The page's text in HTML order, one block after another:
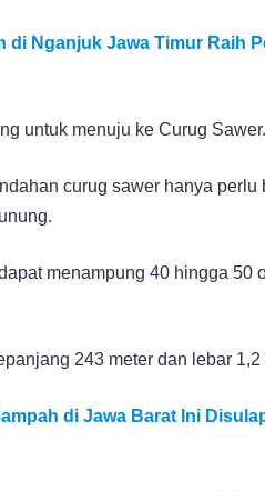
di Nganjuk Jawa Timur Raih
untuk menuju ke Curug Sawer.
curug sawer hanya perlu
menampung 40 hingga 50
243 meter dan lebar 1,2
di Jawa Barat Ini